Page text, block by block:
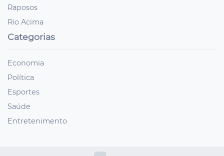
Raposos
Rio Acima
Categorias
Economia
Política
Esportes
Saúde
Entretenimento